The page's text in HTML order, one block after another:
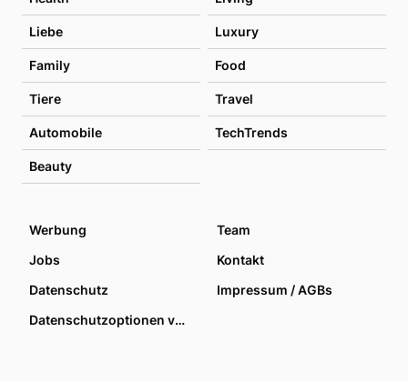
Liebe Luxury
Family Food
Tiere Travel
Automobile TechTrends
Beauty
Werbung
Team
Jobs
Kontakt
Datenschutz
Impressum / AGBs
Datenschutzoptionen verwalten